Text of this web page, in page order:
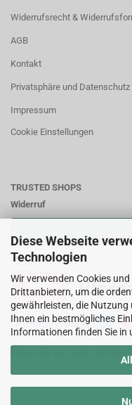
Diese Webseite
Technologien
Wir verwenden Cookies
Drittanbietern, um die
gewährleisten, die Nutzung
Ihnen ein bestmögliches
Informationen finden Sie in
Widerrufsrecht &
AGB
Kontakt
Privatsphäre und Datenschutz
Impressum
Cookie Einstellungen
TRUSTED SHOPS
Widerruf
Zahlungsweisen:
Folgen Sie uns auch auf